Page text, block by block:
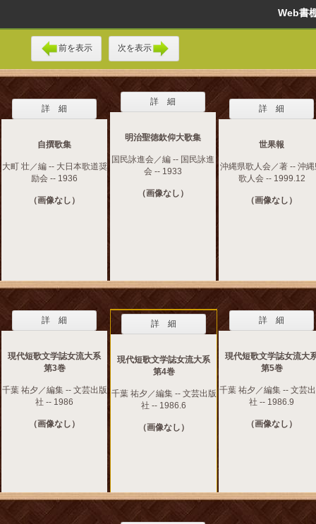
Web
前を表示 次を表示
詳 細
自撰歌集
大町 壮／編 -- 大日本歌道奨
励会 -- 1936
（画像なし）
詳 細
明治聖徳欽仰大歌集
国民詠進会／編 -- 国民詠進
会 -- 1933
（画像なし）
詳 細
世果報
沖縄県歌人会／著 -- 沖
歌人会 -- 1999.12
（画像なし）
詳 細
現代短歌文学誌女流大系
第3巻
千葉 祐夕／編集 -- 文芸出版
社 -- 1986
（画像なし）
詳 細
現代短歌文学誌女流大系
第4巻
千葉 祐夕／編集 -- 文芸出版
社 -- 1986.6
（画像なし）
詳 細
現代短歌文学誌女流大
第5巻
千葉 祐夕／編集 -- 文芸
社 -- 1986.9
（画像なし）